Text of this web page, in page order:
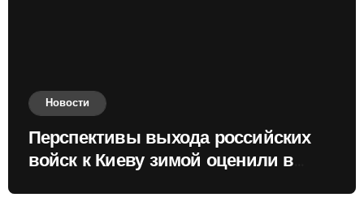
Новости
Перспективы выхода российских
войск к Киеву зимой оценили в